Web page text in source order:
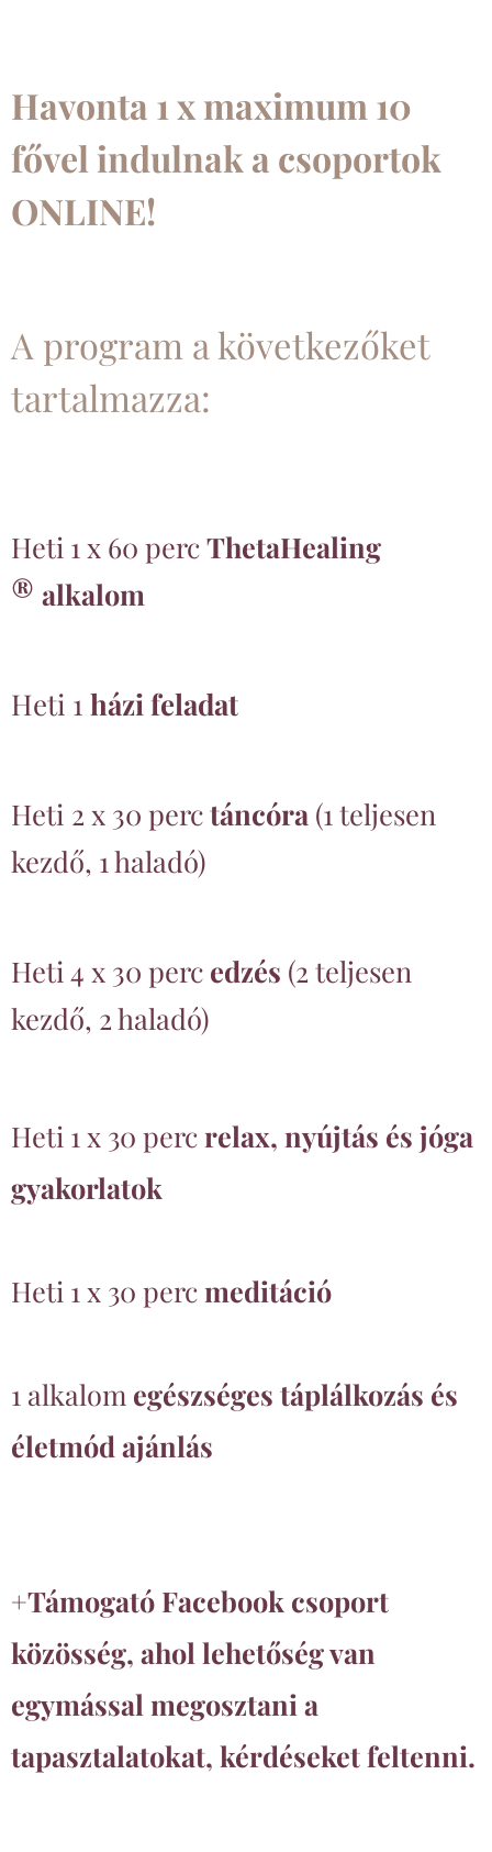
Havonta 1 x maximum 10
fővel indulnak a csoportok
ONLINE!
A program a következőket
tartalmazza:
Heti 1 x 60 percThetaHealing
® alkalom
Heti 1 házi feladat
Heti 2 x 30 perctáncóra (1 teljesen
kezdő, 1 haladó)
Heti 4 x 30 perc edzés (2 teljesen
kezdő, 2 haladó)
Heti 1 x 30 percrelax, nyújtás és jóga
gyakorlatok
Heti 1 x 30 percmeditáció
1 alkalom egészséges táplálkozás és
életmód ajánlás
+Támogató Facebook csoport
közösség, ahol lehetőség van
egymással megosztani a
tapasztalatokat, kérdéseket feltenni.